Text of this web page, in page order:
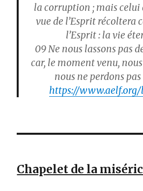
la corruption ; mais celui
vue de l’Esprit récoltera
l’Esprit : la vie
09Ne nous lassons pas
car, le moment venu,
nous ne perdons
https://
Chapelet de la